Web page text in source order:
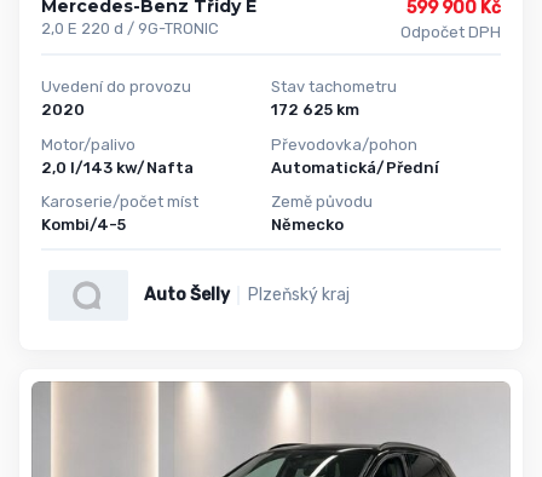
Mercedes-Benz Třídy E
2,0 E 220 d / 9G-TRONIC
599 900 Kč
Odpočet DPH
Uvedení do provozu
2020
Motor/palivo
2,0 l/143 kw/Nafta
Karoserie/počet míst
Kombi/4-5
Stav tachometru
172 625 km
Převodovka/pohon
Automatická/Přední
Země původu
Německo
Auto Šelly Plzeňský kraj